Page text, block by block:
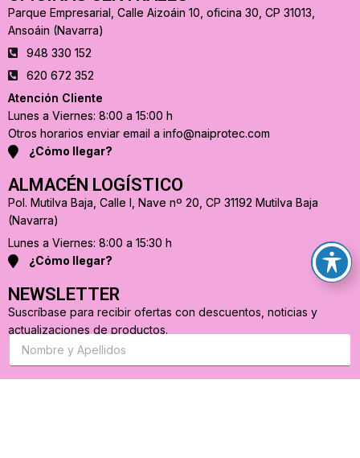
Parque Empresarial, Calle Aizoáin 10, oficina 30, CP 31013,
Ansoáin (Navarra)
948 330 152
620 672 352
Atención Cliente
Lunes a Viernes: 8:00 a 15:00 h
Otros horarios enviar email a info@naiprotec.com
¿Cómo llegar?
ALMACÉN LOGÍSTICO
Pol. Mutilva Baja, Calle I, Nave nº 20, CP 31192 Mutilva Baja
(Navarra)
Lunes a Viernes: 8:00 a 15:30 h
¿Cómo llegar?
NEWSLETTER
Suscríbase para recibir ofertas con descuentos, noticias y
actualizaciones de productos.
S
s
c